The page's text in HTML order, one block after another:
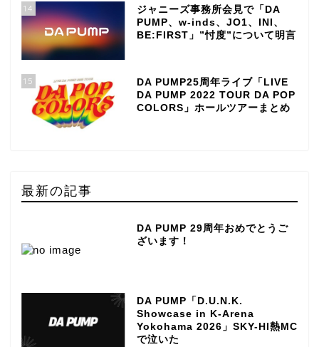
14
ジャニーズ事務所会見で「DA
PUMP、w-inds、JO1、INI、
BE:FIRST」”忖度”について明言
15
DA PUMP25周年ライブ「LIVE
DA PUMP 2022 TOUR DA POP
COLORS」ホールツアーまとめ
最新の記事
DA PUMP 29周年おめでとうご
ざいます！
DA PUMP「D.U.N.K.
Showcase in K-Arena
Yokohama 2026」SKY-HI熱MC
で泣いた